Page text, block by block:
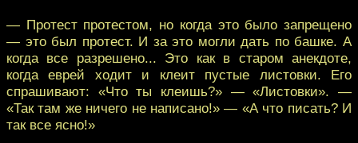
— Протест протестом, но когда это было запрещено
— это был протест. И за это могли дать по башке. А
когда все разрешено... Это как в старом анекдоте,
когда еврей ходит и клеит пустые листовки. Его
спрашивают: «Что ты клеишь?» — «Листовки». —
«Так там же ничего не написано!» — «А что писать? И
так все ясно!»